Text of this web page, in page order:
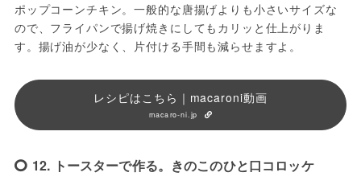
ポップコーンチキン。一般的な唐揚げよりも小さいサイズな
ので、フライパンで揚げ焼きにしてもカリッと仕上がりま
す。揚げ油が少なく、片付ける手間も減らせますよ。
レシピはこちら｜macaroni動画
macaro-ni.jp
12. トースターで作る。きのこのひと口コロッケ